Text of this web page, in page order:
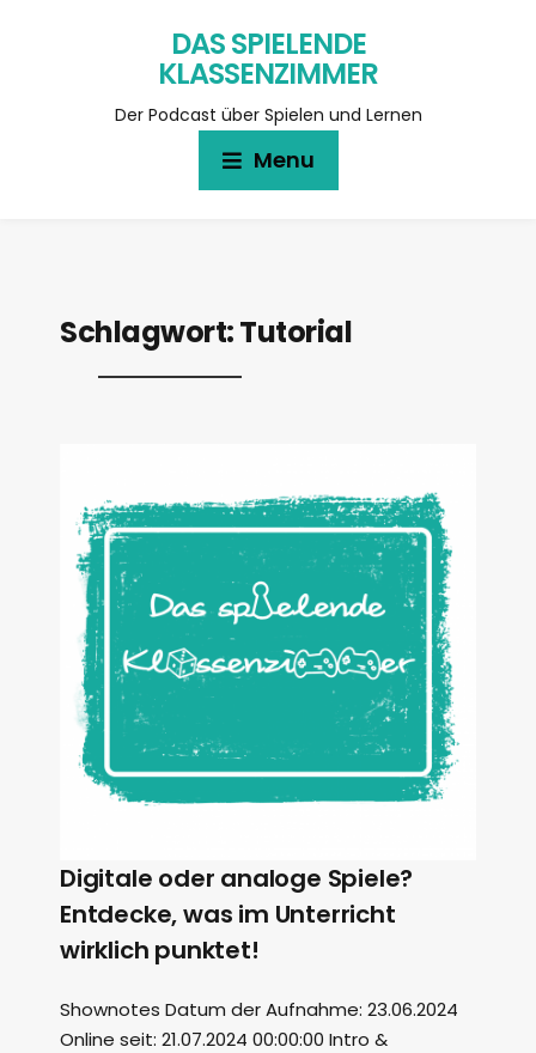
DAS SPIELENDE
KLASSENZIMMER
Der Podcast über Spielen und Lernen
Menu
Schlagwort:Tutorial
Digitale oder analoge Spiele?
Entdecke, was im Unterricht
wirklich punktet!
Shownotes Datum der Aufnahme: 23.06.2024
Online seit: 21.07.2024 00:00:00 Intro &